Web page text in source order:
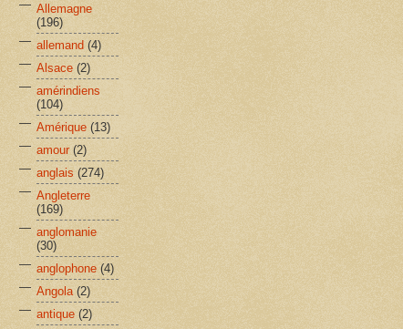
Allemagne
(196)
allemand (4)
Alsace (2)
amérindiens
(104)
Amérique (13)
amour (2)
anglais (274)
Angleterre
(169)
anglomanie
(30)
anglophone (4)
Angola (2)
antique (2)